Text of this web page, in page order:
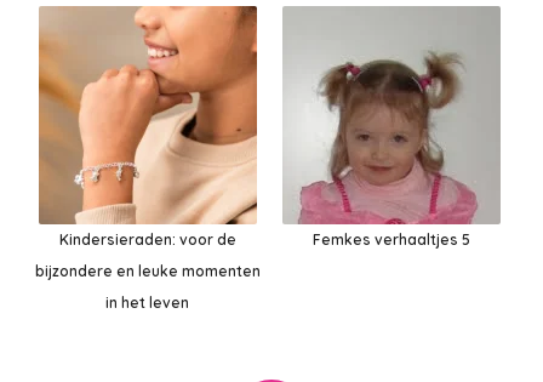
Kindersieraden: voor de
bijzondere en leuke momenten
in het leven
Femkes verhaaltjes 5